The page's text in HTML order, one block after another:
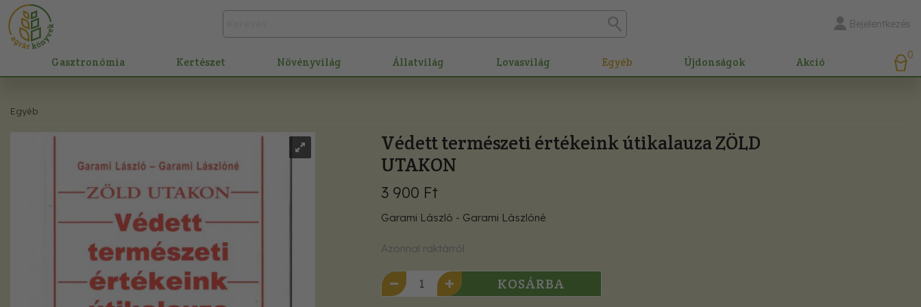
Bejelentkezés
Gasztronómia Kertészet Növényvilág Állatvilág Lovasvilág Egyéb Újdonságok Akció
0
Egyéb
Védett természeti értékeink útikalauza ZÖLD
UTAKON
3 900 Ft
Garami László - Garami Lászlóné
Azonnal raktárról
KOSÁRBA